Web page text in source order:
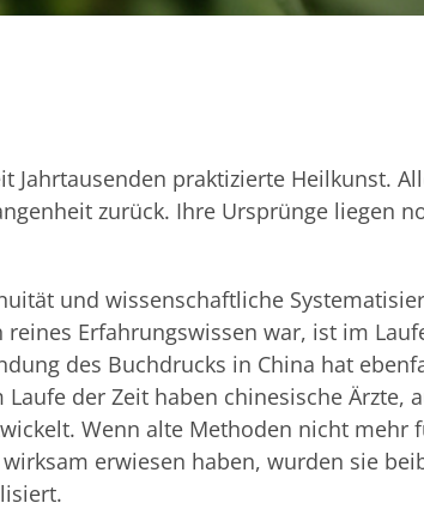
Jahrtausenden praktizierte Heilkunst.
zurück. Ihre Ursprünge liegen
und wissenschaftliche
Erfahrungswissen war, ist im
des Buchdrucks in China hat
der Zeit haben chinesische Ärzte,
Wenn alte Methoden nicht mehr
erwiesen haben, wurden sie